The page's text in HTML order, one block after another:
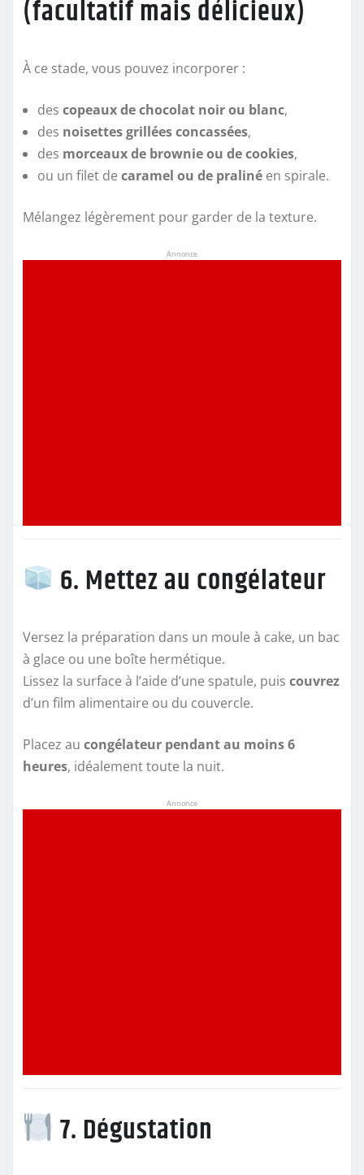
(facultatif mais délicieux)
À ce stade, vous pouvez incorporer :
des copeaux de chocolat noir ou blanc,
des noisettes grillées concassées,
des morceaux de brownie ou de cookies,
ou un filet de caramel ou de praliné en spirale.
Mélangez légèrement pour garder de la texture.
Annonce
6. Mettez au congélateur
Versez la préparation dans un moule à cake, un bac
à glace ou une boîte hermétique.
Lissez la surface à l’aide d’une spatule, puis couvrez
d’un film alimentaire ou du couvercle.
Placez au congélateur pendant au moins 6
heures, idéalement toute la nuit.
Annonce
7. Dégustation